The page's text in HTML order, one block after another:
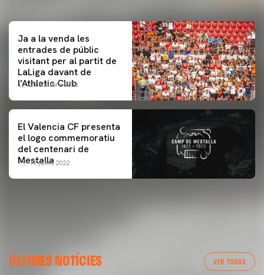
Ja a la venda les
entrades de públic
visitant per al partit de
LaLiga davant de
l'Athletic Club
20 octubre 2023
El Valencia CF presenta
el logo commemoratiu
del centenari de
Mestalla
17 junio 2022
ÚLTIMES NOTÍCIES VER TODAS